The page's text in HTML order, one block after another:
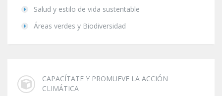
Salud y estilo de vida sustentable
Áreas verdes y Biodiversidad
CAPACÍTATE Y PROMUEVE LA ACCIÓN
CLIMÁTICA